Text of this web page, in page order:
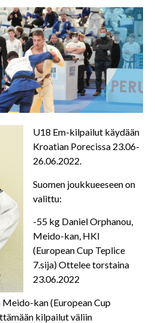
U18 Em-kilpailut käydään
Kroatian Porecissa 23.06-
26.06.2022.
Suomen joukkueeseen on
valittu:
-55 kg Daniel Orphanou,
Meido-kan, HKI
(European Cup Teplice
7.sija) Ottelee torstaina
23.06.2022
Meido-kan (European Cup
kilpailut väliin